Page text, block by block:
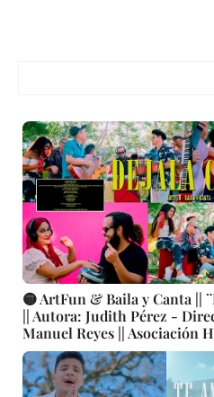
🟡 ArtFun & Baila y Canta ||
|| Autora: Judith Pérez -
Manuel Reyes || Asociación
(AHS) || Música electrónica
Videoclip || CUBA